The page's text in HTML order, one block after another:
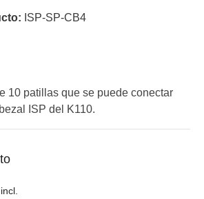
ISP-SP-CB4
10 patillas que se puede conectar
ISP del K110.